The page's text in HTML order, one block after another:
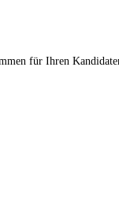
für Ihren